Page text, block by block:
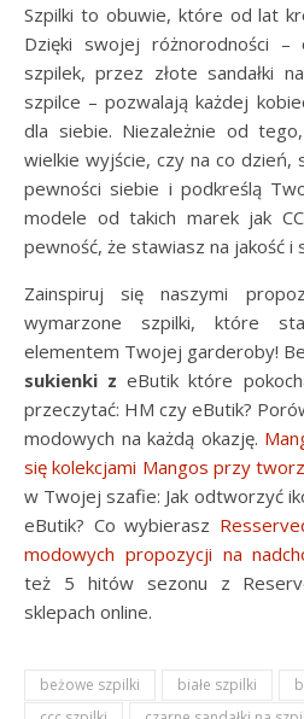
Szpilki to obuwie, które od lat
Dzięki swojej różnorodności –
szpilek, przez złote sandałki
szpilce – pozwalają każdej
dla siebie. Niezależnie od
wielkie wyjście, czy na co dzień,
pewności siebie i podkreślą
modele od takich marek jak
pewność, że stawiasz na jakość i
Zainspiruj się naszymi
wymarzone szpilki, które
elementem Twojej garderoby!
sukienki z eButik które
przeczytać: HM czy eButik?
modowych na każdą okazję.
się kolekcjami Mangos przy
w Twojej szafie: Jak odtworzyć
eButik? Co wybierasz
modowych propozycji na
też 5 hitów sezonu z
sklepach online.
beżowe szpilki białe szpilki